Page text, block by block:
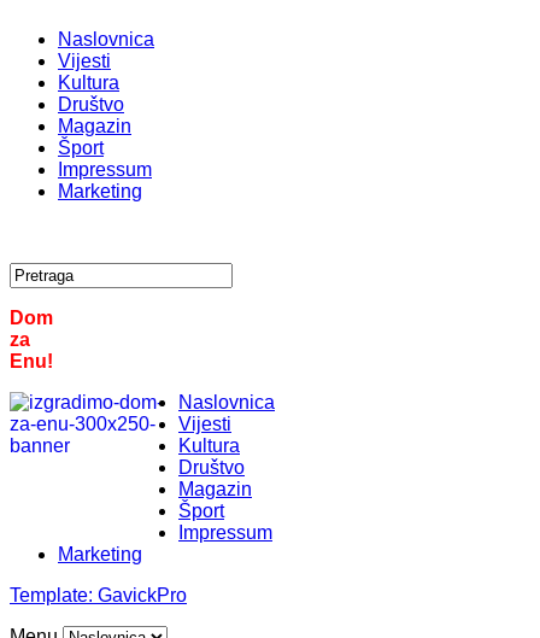
Naslovnica
Vijesti
Kultura
Društvo
Magazin
Šport
Impressum
Marketing
Dom
za
Enu!
Naslovnica
Vijesti
Kultura
Društvo
Magazin
Šport
Impressum
Marketing
Template: GavickPro